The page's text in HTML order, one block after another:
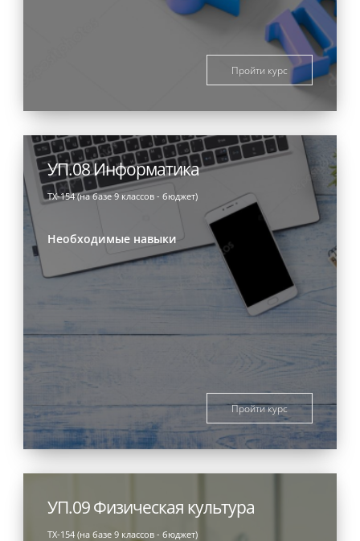
Пройти курс
УП.08 Информатика
ТХ-154 (на базе 9 классов - бюджет)
Необходимые навыки
Пройти курс
УП.09 Физическая культура
ТХ-154 (на базе 9 классов - бюджет)